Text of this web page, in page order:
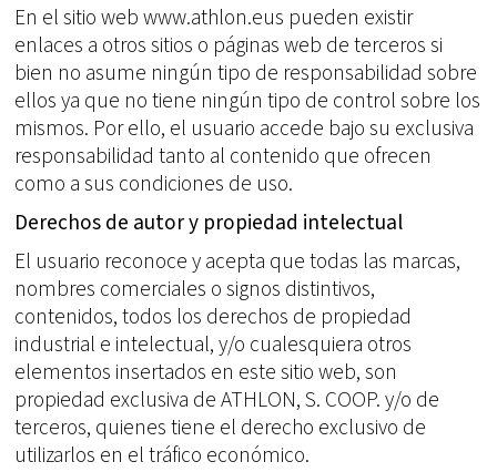
En el sitio web www.athlon.eus pueden existir
enlaces a otros sitios o páginas web de terceros si
bien no asume ningún tipo de responsabilidad sobre
ellos ya que no tiene ningún tipo de control sobre los
mismos. Por ello, el usuario accede bajo su exclusiva
responsabilidad tanto al contenido que ofrecen
como a sus condiciones de uso.
Derechos de autor y propiedad intelectual
El usuario reconoce y acepta que todas las marcas,
nombres comerciales o signos distintivos,
contenidos, todos los derechos de propiedad
industrial e intelectual, y/o cualesquiera otros
elementos insertados en este sitio web, son
propiedad exclusiva de ATHLON, S. COOP. y/o de
terceros, quienes tiene el derecho exclusivo de
utilizarlos en el tráfico económico.